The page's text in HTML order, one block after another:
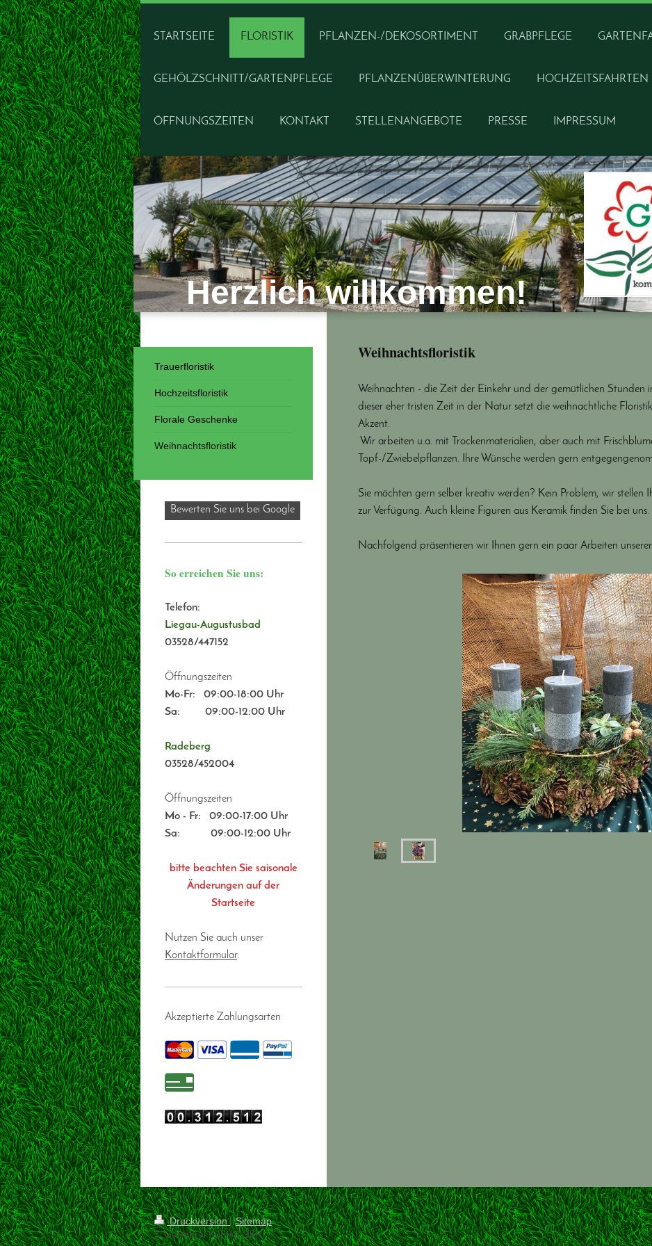
STARTSEITE FLORISTIK PFLANZEN-/DEKOSORTIMENT GRABPFLEGE
GEHÖLZSCHNITT/GARTENPFLEGE PFLANZENÜBERWINTERUNG HOCHZEITSFAHRTEN
ÖFFNUNGSZEITEN KONTAKT STELLENANGEBOTE PRESSE IMPRESSUM
Herzlich willkommen!
Weihnachtsfloristik
Weihnachten - die Zeit der Einkehr und der gemütlichen Stunden
dieser eher tristen Zeit in der Natur setzt die weihnachtliche
Akzent.
Wir arbeiten u.a. mit Trockenmaterialien, aber auch mit
Topf-/Zwiebelpflanzen. Ihre Wünsche werden gern
Sie möchten gern selber kreativ werden? Kein Problem, wir stellen
zur Verfügung. Auch kleine Figuren aus Keramik finden Sie bei uns.
Nachfolgend präsentieren wir Ihnen gern ein paar Arbeiten
Trauerfloristik
Hochzeitsfloristik
Florale Geschenke
Weihnachtsfloristik
Bewerten Sie uns bei Google
So erreichen Sie uns:
Telefon:
Liegau-Augustusbad
03528/447152
Öffnungszeiten
Mo-Fr: 09:00-18:00 Uhr
Sa: 09:00-12:00 Uhr
Radeberg
03528/452004
Öffnungszeiten
Mo - Fr: 09:00-17:00 Uhr
Sa: 09:00-12:00 Uhr
bitte beachten Sie saisonale
Änderungen auf der
Startseite
Nutzen Sie auch unser
Kontaktformular.
Akzeptierte Zahlungsarten
Druckversion| Sitemap
© Gärtnerei Kühnel GbR